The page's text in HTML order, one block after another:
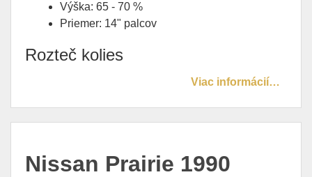
Výška: 65 - 70 %
Priemer: 14" palcov
Rozteč kolies
Viac informácií…
Nissan Prairie 1990